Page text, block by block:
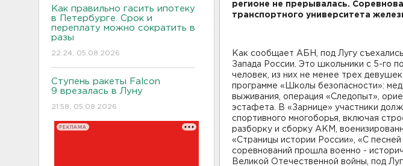
Как правильно гасить ипотеку
в Петербурге. Срок и
переплату можно сократить в
разы
22:24, 05.08.2026
Ступень ракеты Falcon
9 врезалась в Луну
21:58, 05.08.2026
РЕКЛАМА
регионе не прерывалась.
транспортного университета
Как сообщает АБН, под Лугу
Запада России. Это школьники с 5-го
человек, из них не менее трех
программе «Школы безопасности»:
выживания, операция «Следопыт»,
эстафета. В «Зарнице» участники
спортивного многоборья, включая
разборку и сборку АКМ,
«Страницы истории России», «С
соревнований прошла военно -
Великой Отечественной войны, под